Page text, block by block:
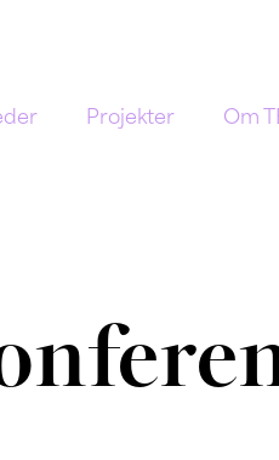
Projekter Om